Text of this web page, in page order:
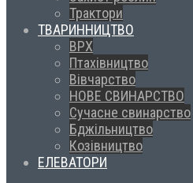
Трактори
ТВАРИННИЦТВО
ВРХ
Птахівництво
Вівчарство
НОВЕ СВИНАРСТВО
Сучасне свинарство
Бджільництво
Козівництво
ЕЛЕВАТОРИ